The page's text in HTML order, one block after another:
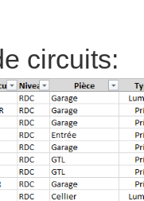
circuits: